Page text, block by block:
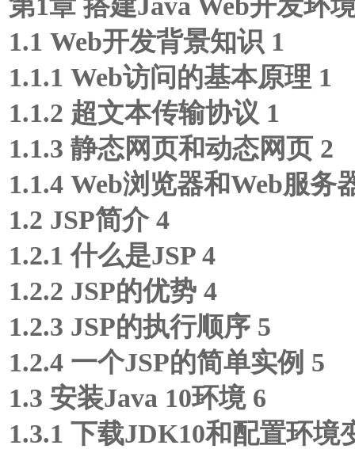
1.1 Web开发背景知识 1
1.1.1 Web访问的基本原理 1
1.1.2 超文本传输协议 1
1.1.3 静态网页和动态网页 2
1.1.4 Web浏览器和Web服务
1.2 JSP简介 4
1.2.1 什么是JSP 4
1.2.2 JSP的优势 4
1.2.3 JSP的执行顺序 5
1.2.4 一个JSP的简单实例 5
1.3 安装Java 10环境 6
1.3.1 下载JDK10和配置环境